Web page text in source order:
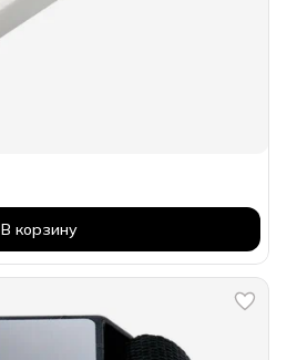
В корзину